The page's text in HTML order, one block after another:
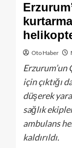
Oto Haber
Erzurum’un
için çıktığı
düşerek
sağlık
ambulans
kaldırıldı.